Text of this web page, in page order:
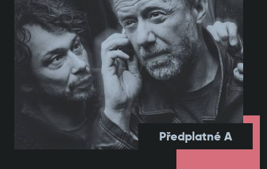
Předplatné A